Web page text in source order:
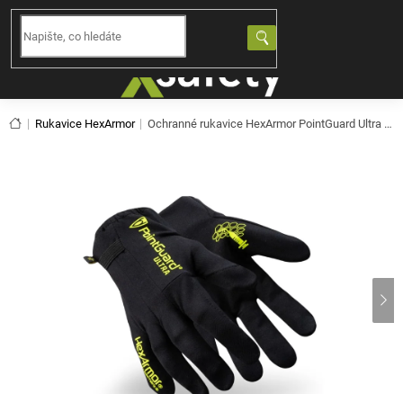
Přejít
obsah
Domů
Rukavice HexArmor Ochranné rukavice HexArmor PointGuard Ultra 6044